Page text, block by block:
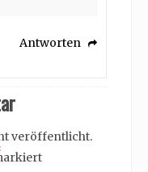
Antworten
veröffentlicht.